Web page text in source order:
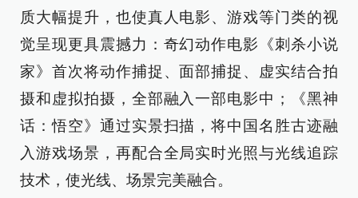
质大幅提升，也使真人电影、游戏等门类的视
觉呈现更具震撼力：奇幻动作电影《刺杀小说
家》首次将动作捕捉、面部捕捉、虚实结合拍
摄和虚拟拍摄，全部融入一部电影中；《黑神
话：悟空》通过实景扫描，将中国名胜古迹融
入游戏场景，再配合全局实时光照与光线追踪
技术，使光线、场景完美融合。